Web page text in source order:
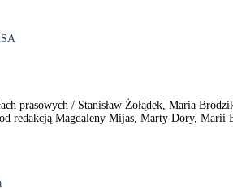
prasowych / Stanisław Żołądek, Maria
redakcją Magdaleny Mijas, Marty Dory,